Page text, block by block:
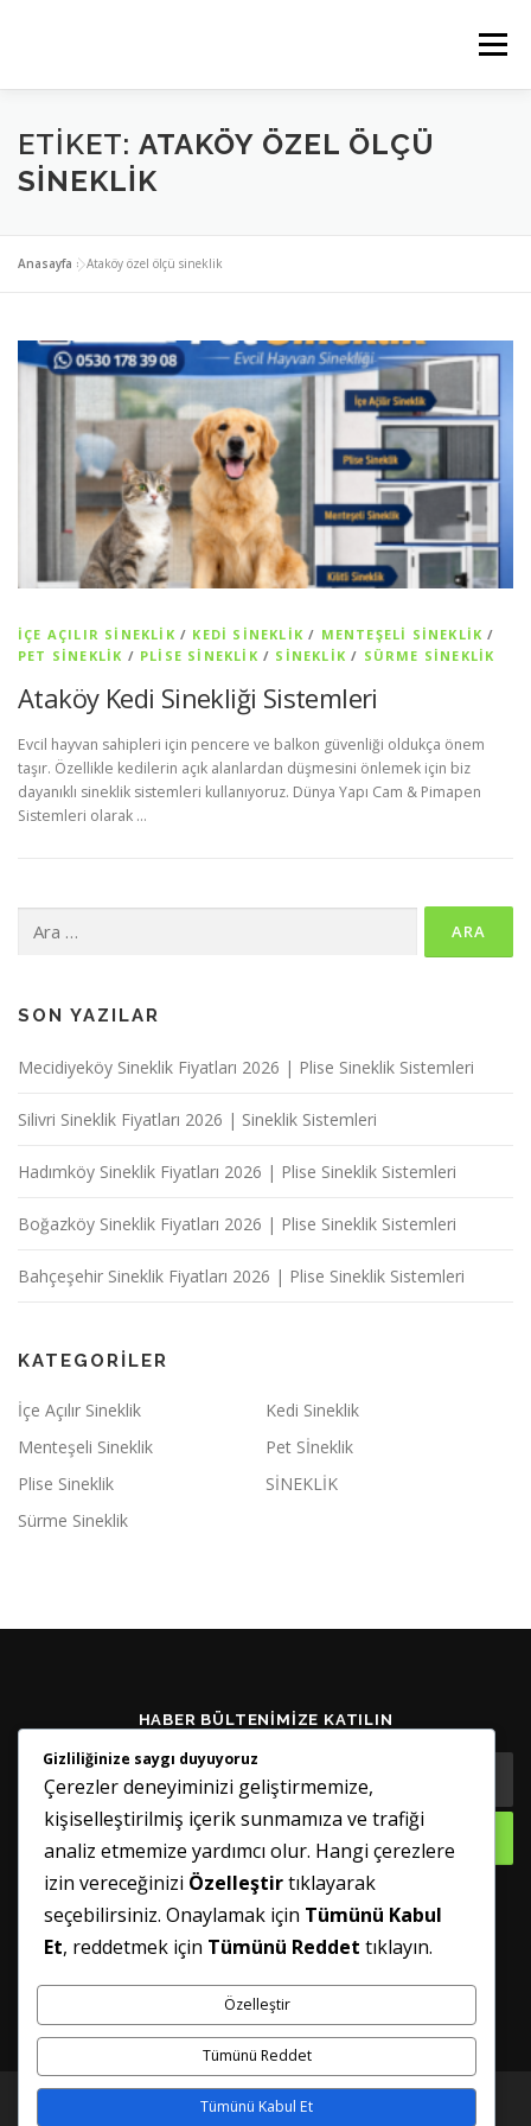
Menü
ANASAYFA PLİSE SİNEKLİK KEDİ SİNEKLİK
ETIKET: ATAKÖY ÖZEL ÖLÇÜ
SINEKLIK
Anasayfa »Ataköy özel ölçü sineklik
İÇE AÇILIR SINEKLIK / KEDI SINEKLIK / MENTEŞELI SINEKLIK /
PET SİNEKLIK / PLISE SINEKLIK / SİNEKLİK / SÜRME SINEKLIK
Ataköy Kedi Sinekliği Sistemleri
Evcil hayvan sahipleri için pencere ve balkon güvenliği oldukça önem
taşır. Özellikle kedilerin açık alanlardan düşmesini önlemek için biz
dayanıklı sineklik sistemleri kullanıyoruz. Dünya Yapı Cam & Pimapen
Sistemleri olarak …
SON YAZILAR
Mecidiyeköy Sineklik Fiyatları 2026 | Plise Sineklik Sistemleri
Silivri Sineklik Fiyatları 2026 | Sineklik Sistemleri
Hadımköy Sineklik Fiyatları 2026 | Plise Sineklik Sistemleri
Boğazköy Sineklik Fiyatları 2026 | Plise Sineklik Sistemleri
Bahçeşehir Sineklik Fiyatları 2026 | Plise Sineklik Sistemleri
KATEGORILER
İçe Açılır Sineklik
Kedi Sineklik
Menteşeli Sineklik
Pet Sİneklik
Plise Sineklik
SİNEKLİK
Sürme Sineklik
HABER BÜLTENIMIZE KATILIN
GÜNCELLENMIŞ TUTUN
Gizliliğinize saygı duyuyoruz
Çerezler deneyiminizi geliştirmemize,
kişiselleştirilmiş içerik sunmamıza ve trafiği
analiz etmemize yardımcı olur. Hangi çerezlere
izin vereceğinizi Özelleştirtıklayarak
seçebilirsiniz. Onaylamak için Tümünü Kabul
Et, reddetmek için Tümünü Reddet tıklayın.
Özelleştir
Tümünü Reddet
Tümünü Kabul Et